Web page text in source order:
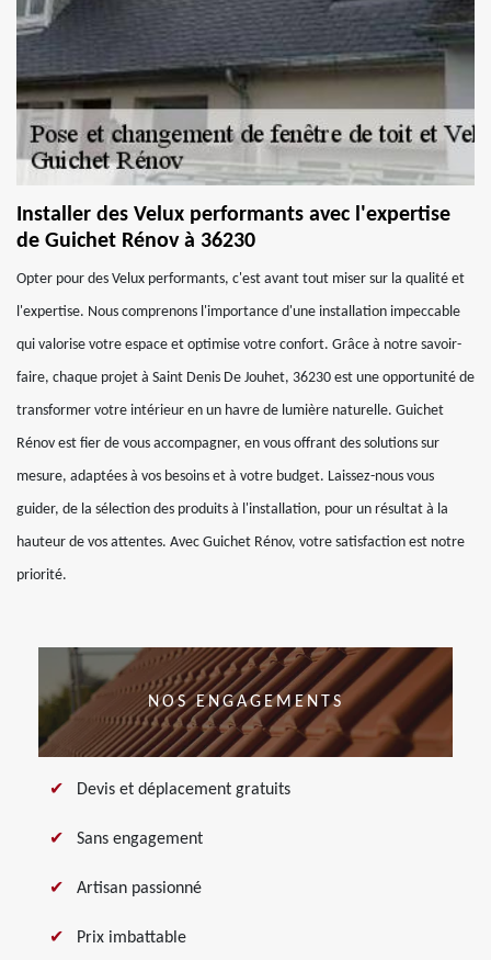
Installer des Velux performants avec l'expertise
de Guichet Rénov à 36230
Opter pour des Velux performants, c'est avant tout miser sur la qualité et
l'expertise. Nous comprenons l'importance d'une installation impeccable
qui valorise votre espace et optimise votre confort. Grâce à notre savoir-
faire, chaque projet à Saint Denis De Jouhet, 36230 est une opportunité de
transformer votre intérieur en un havre de lumière naturelle. Guichet
Rénov est fier de vous accompagner, en vous offrant des solutions sur
mesure, adaptées à vos besoins et à votre budget. Laissez-nous vous
guider, de la sélection des produits à l'installation, pour un résultat à la
hauteur de vos attentes. Avec Guichet Rénov, votre satisfaction est notre
priorité.
NOS ENGAGEMENTS
Devis et déplacement gratuits
Sans engagement
Artisan passionné
Prix imbattable